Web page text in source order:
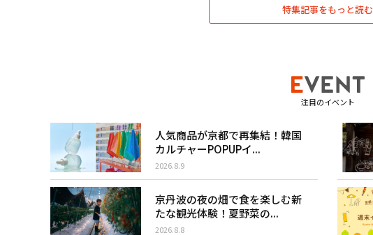
特集記事をもっと読む
注目のイベント
人気商品が京都で再集結！韓国
カルチャーPOPUPイ...
2026.8.9
京丹波の夜の畑で食を楽しむ新
たな観光体験！夏野菜の...
2026.8.8